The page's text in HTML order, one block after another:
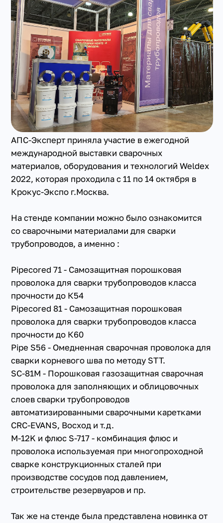
АПС-Эксперт приняла участие в ежегодной
международной выставки сварочных
материалов, оборудования и технологий Weldex
2022, которая проходила с 11 по 14 октября в
Крокус-Экспо г.Москва.
На стенде компании можно было ознакомится
со сварочными материалами для сварки
трубопроводов, а именно :
Pipecored 71 - Самозащитная порошковая
проволока для сварки трубопроводов класса
прочности до К54
Pipecored 81 - Самозащитная порошковая
проволока для сварки трубопроводов класса
прочности до К60
Pipe S56 - Омедненная сварочная проволока для
сварки корневого шва по методу STT.
SC-81M - Порошковая газозащитная сварочная
проволока для заполняющих и облицовочных
слоев сварки трубопроводов
автоматизированными сварочными каретками
CRC-EVANS, Восход и т.д.
M-12K и флюс S-717 - комбинация флюс и
проволока используемая при многопроходной
сварке конструкционных сталей при
производстве сосудов под давлением,
строительстве резервуаров и пр.
Так же на стенде была представлена новинка от